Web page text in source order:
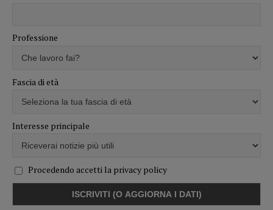
Professione
Fascia di età
Interesse principale
Procedendo accetti la privacy policy